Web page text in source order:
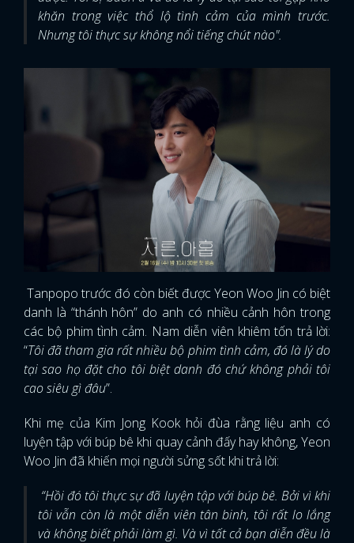
khăn trong việc thổ lộ tình cảm của mình trước.
Nhưng tôi thực sự không nổi tiếng chút nào".
Tanpopo trước đó còn biết được Yeon Woo Jin có biệt
danh là “thánh hôn” do anh có nhiều cảnh hôn trong
các bộ phim tình cảm. Nam diễn viên khiêm tốn trả lời:
“Tôi đã tham gia rất nhiều bộ phim tình cảm, đó là lý do
tại sao họ đặt cho tôi biệt danh đó chứ không phải tôi
cao siêu gì đâu”.
Khi mẹ của Kim Jong Kook hỏi đùa rằng liệu anh có
luyện tập với búp bê khi quay cảnh đấy hay không, Yeon
Woo Jin đã khiến mọi người sửng sốt khi trả lời:
“Hồi đó tôi thực sự đã luyện tập với búp bê. Bởi vì khi
tôi vẫn còn là một diễn viên tân binh, tôi rất lo lắng
và không biết phải làm gì. Và vì tất cả bạn diễn đều là